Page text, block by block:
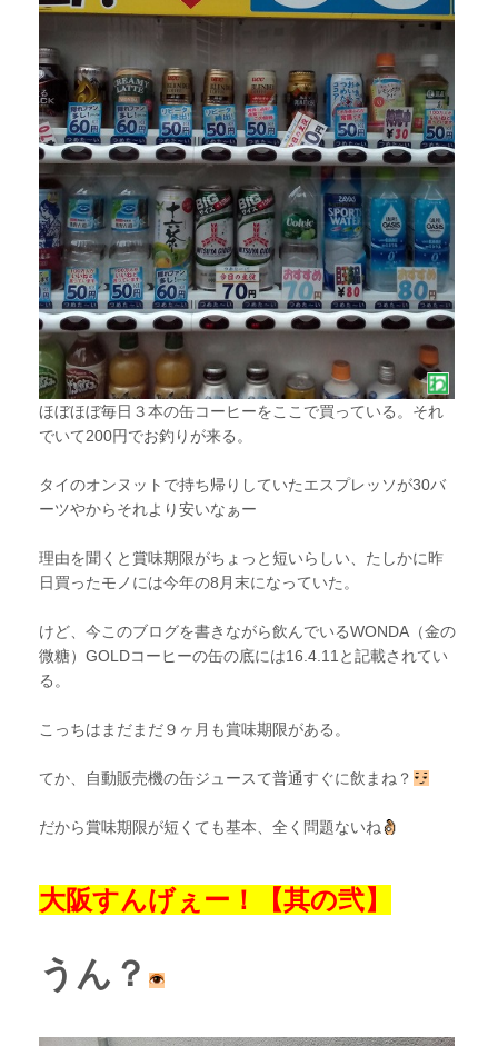
ほぼほぼ毎日３本の缶コーヒーをここで買っている。それ
でいて200円でお釣りが来る。
タイのオンヌットで持ち帰りしていたエスプレッソが30バ
ーツやからそれより安いなぁー
理由を聞くと賞味期限がちょっと短いらしい、たしかに昨
日買ったモノには今年の8月末になっていた。
けど、今このブログを書きながら飲んでいるWONDA（金の
微糖）GOLDコーヒーの缶の底には16.4.11と記載されてい
る。
こっちはまだまだ９ヶ月も賞味期限がある。
てか、自動販売機の缶ジュースて普通すぐに飲まね？
だから賞味期限が短くても基本、全く問題ないね
大阪すんげぇー！【其の弐】
うん？